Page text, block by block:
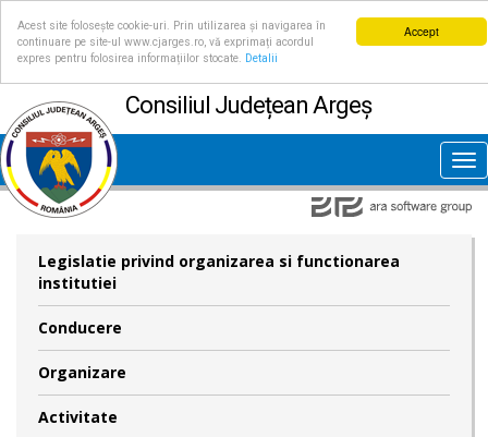
Accept
Acest site folosește cookie-uri. Prin utilizarea și navigarea în
continuare pe site-ul www.cjarges.ro, vă exprimați acordul
expres pentru folosirea informațiilor stocate.
Detalii
Consiliul Județean Argeș
Legislatie privind organizarea si functionarea
institutiei
Conducere
Organizare
Activitate